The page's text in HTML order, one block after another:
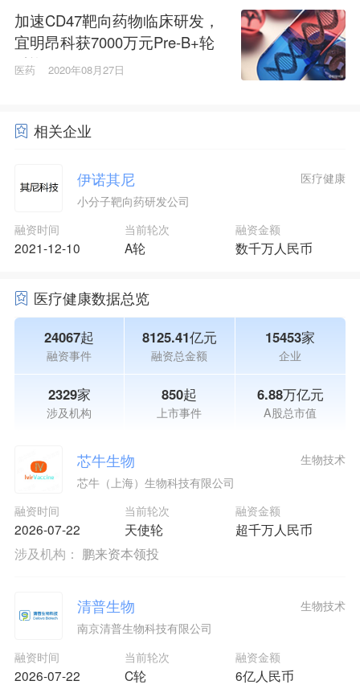
加速CD47靶向药物临床研发，
宜明昂科获7000万元Pre-B+轮
融资
医药 2020年08月27日
相关企业
伊诺其尼
小分子靶向药研发公司
医疗健康
融资时间
2021-12-10
当前轮次
A轮
融资金额
数千万人民币
医疗健康数据总览
24067起
融资事件
8125.41亿元
融资总金额
15453家
企业
2329家
涉及机构
850起
上市事件
6.88万亿元
A股总市值
芯牛生物
芯牛（上海）生物科技有限公司
融资时间
2026-07-22
当前轮次
天使轮
融资金额
超千万人民币
生物技术
涉及机构： 鹏来资本领投
清普生物
南京清普生物科技有限公司
融资时间
2026-07-22
当前轮次
C轮
融资金额
6亿人民币
生物技术